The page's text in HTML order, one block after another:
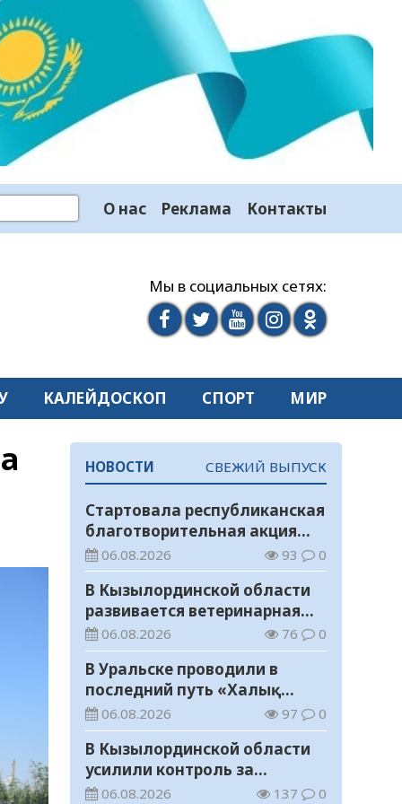
О нас Реклама Контакты
Мы в социальных сетях:
КАЛЕЙДОСКОП СПОРТ МИР
НОВОСТИ СВЕЖИЙ ВЫПУСК
Стартовала республиканская
благотворительная акция
«Дорога в школу»
06.08.2026 93 0
В Кызылординской области
развивается ветеринарная
отрасль
06.08.2026 76 0
В Уральске проводили в
последний путь «Халық
Қаһарманы» Ивана
Степановича Гапича
06.08.2026 97 0
В Кызылординской области
усилили контроль за
финансовой дисциплиной
06.08.2026 137 0